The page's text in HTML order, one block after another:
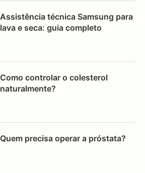
Assistência técnica Samsung para
lava e seca: guia completo
Como controlar o colesterol
naturalmente?
Quem precisa operar a próstata?